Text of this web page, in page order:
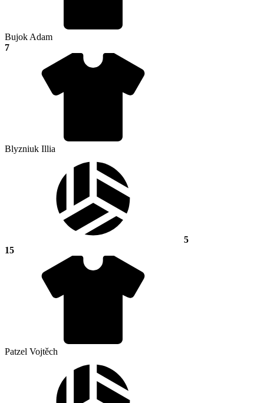
Bujok Adam
7
Blyzniuk Illia
5
15
Patzel Vojtěch